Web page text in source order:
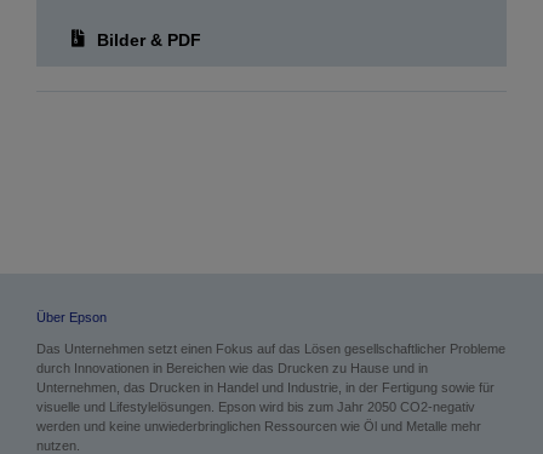
werden und keine unwiederbringlichen Ressourcen wie Öl und Metalle mehr
Mehr erfahren:global.epson.com